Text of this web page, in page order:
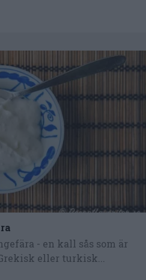
- en kall sås som är
eller turkisk...